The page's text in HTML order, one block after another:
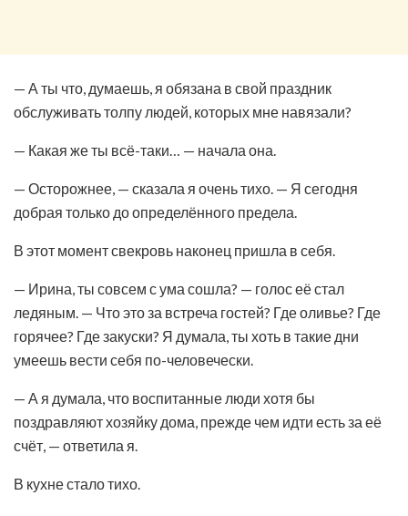
— А ты что, думаешь, я обязана в свой праздник
обслуживать толпу людей, которых мне навязали?
— Какая же ты всё-таки… — начала она.
— Осторожнее, — сказала я очень тихо. — Я сегодня
добрая только до определённого предела.
В этот момент свекровь наконец пришла в себя.
— Ирина, ты совсем с ума сошла? — голос её стал
ледяным. — Что это за встреча гостей? Где оливье? Где
горячее? Где закуски? Я думала, ты хоть в такие дни
умеешь вести себя по-человечески.
— А я думала, что воспитанные люди хотя бы
поздравляют хозяйку дома, прежде чем идти есть за её
счёт, — ответила я.
В кухне стало тихо.